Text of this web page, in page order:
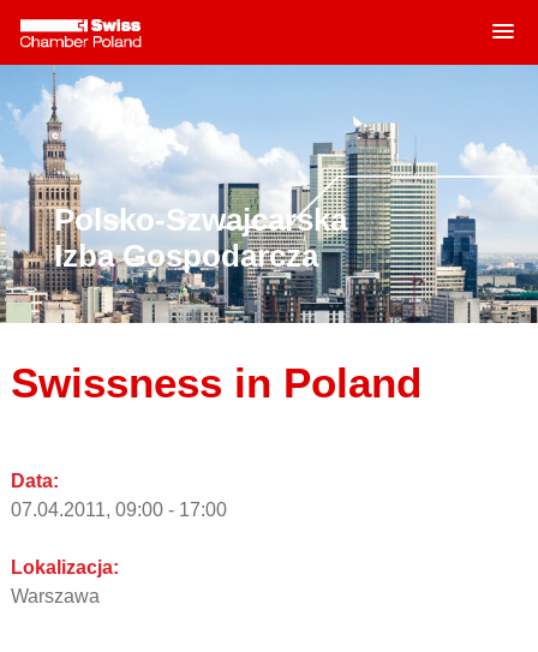
Skip
content
Polsko-Szwajcarska
Izba Gospodarcza
Swissness in Poland
Data:
07.04.2011, 09:00 - 17:00
Lokalizacja:
Warszawa